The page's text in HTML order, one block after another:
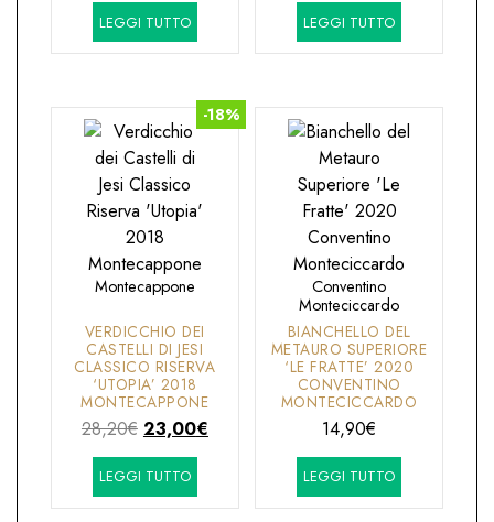
originale
era:
è:
LEGGI TUTTO
originale
era:
è:
LEGGI TUTTO
-18%
Montecappone
VERDICCHIO DEI
CASTELLI DI JESI
CLASSICO RISERVA
‘UTOPIA’ 2018
MONTECAPPONE
28,20€ Il
prezzo
originale
era:
23,00€Il
è:
LEGGI TUTTO
Conventino
Monteciccardo
BIANCHELLO DEL
METAURO SUPERIORE
‘LE FRATTE’ 2020
CONVENTINO
MONTECICCARDO
14,90€
LEGGI TUTTO